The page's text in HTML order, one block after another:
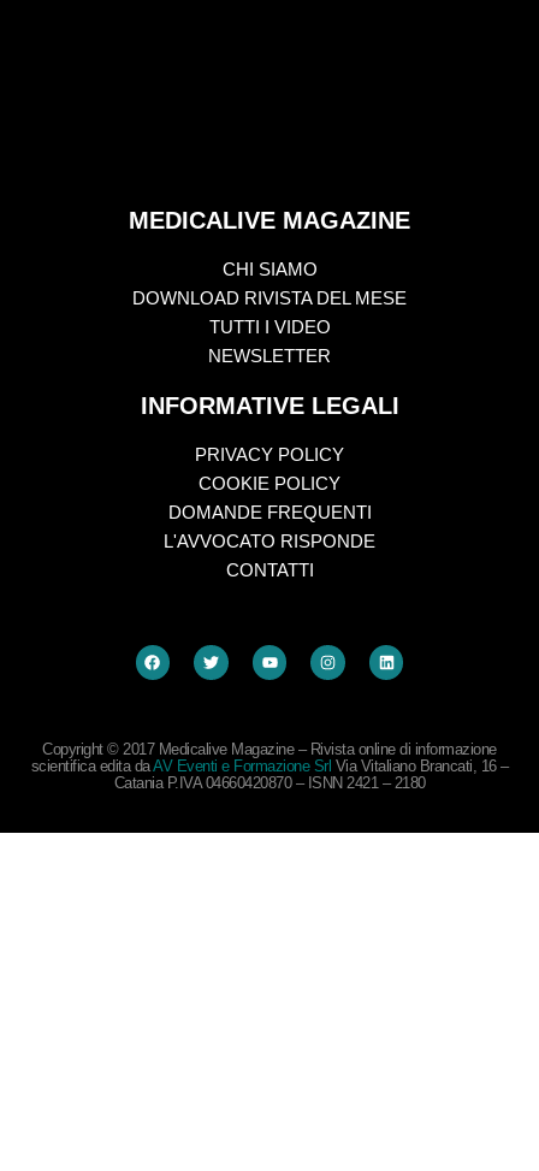
MEDICALIVE MAGAZINE
CHI SIAMO
DOWNLOAD RIVISTA DEL MESE
TUTTI I VIDEO
NEWSLETTER
INFORMATIVE LEGALI
PRIVACY POLICY
COOKIE POLICY
DOMANDE FREQUENTI
L'AVVOCATO RISPONDE
CONTATTI
Copyright © 2017 Medicalive Magazine – Rivista online di informazione
scientifica edita daAV Eventi e Formazione Srl Via Vitaliano Brancati, 16 –
Catania P.IVA 04660420870 – ISNN 2421 – 2180